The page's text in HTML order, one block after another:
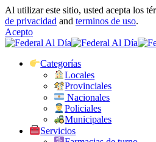
Al utilizar este sitio, usted acepta los
de privacidad and terminos de uso.
Acepto
Categorías
Locales
Provinciales
Nacionales
Policiales
Municipales
Servicios